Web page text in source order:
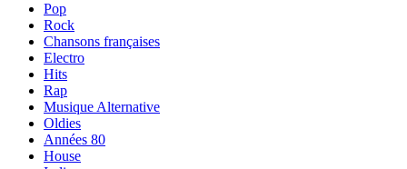
Pop
Rock
Chansons françaises
Electro
Hits
Rap
Musique Alternative
Oldies
Années 80
House